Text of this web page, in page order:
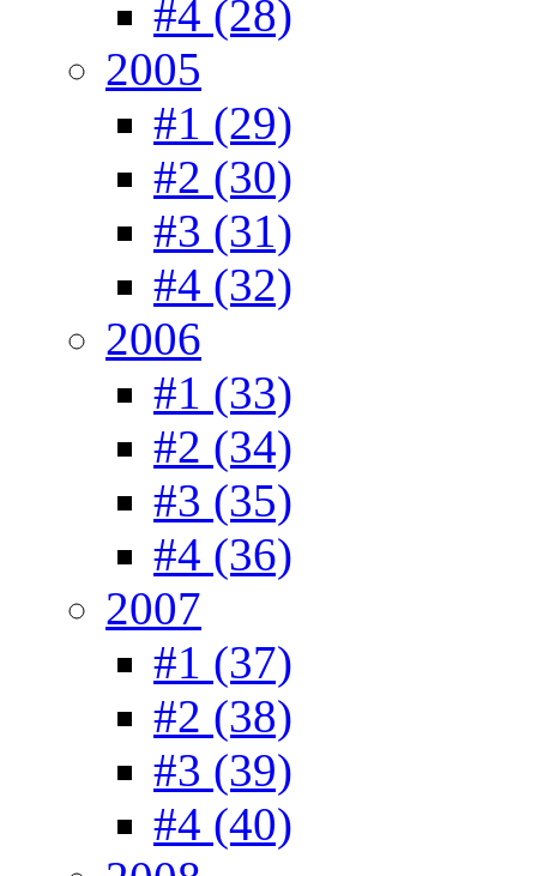
#4 (28)
2005
#1 (29)
#2 (30)
#3 (31)
#4 (32)
2006
#1 (33)
#2 (34)
#3 (35)
#4 (36)
2007
#1 (37)
#2 (38)
#3 (39)
#4 (40)